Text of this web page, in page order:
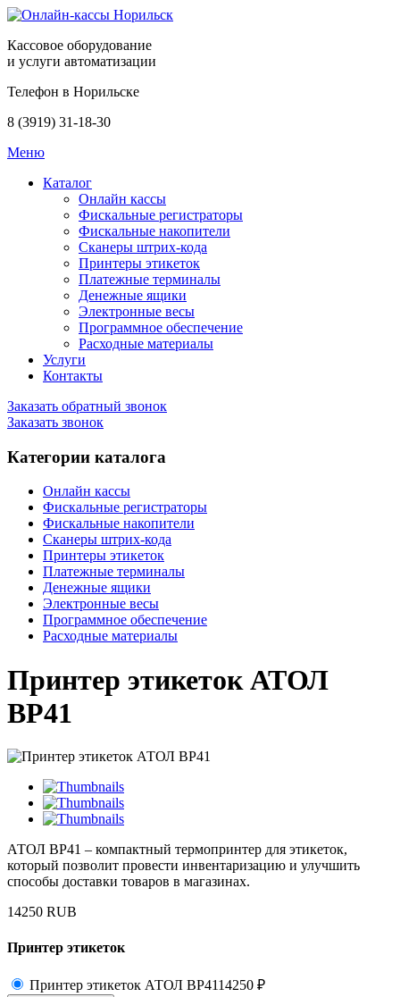
Кассовое оборудование
и услуги автоматизации
Телефон в Норильске
8 (3919) 31-18-30
Меню
Каталог
Онлайн кассы
Фискальные регистраторы
Фискальные накопители
Сканеры штрих-кода
Принтеры этикеток
Платежные терминалы
Денежные ящики
Электронные весы
Программное обеспечение
Расходные материалы
Услуги
Контакты
Заказать обратный звонок
Заказать звонок
Категории каталога
Онлайн кассы
Фискальные регистраторы
Фискальные накопители
Сканеры штрих-кода
Принтеры этикеток
Платежные терминалы
Денежные ящики
Электронные весы
Программное обеспечение
Расходные материалы
Принтер этикеток АТОЛ
ВР41
АТОЛ ВР41 – компактный термопринтер для этикеток,
который позволит провести инвентаризацию и улучшить
способы доставки товаров в магазинах.
14250 RUB
Принтер этикеток
Принтер этикеток АТОЛ ВР4114250 ₽